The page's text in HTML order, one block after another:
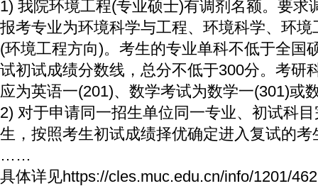
1) 我院环境工程(专业硕士)有调剂名额。要求
报考专业为环境科学与工程、环境科学、环
(环境工程方向)。考生的专业单科不低于全国
试初试成绩分数线，总分不低于300分。考研
应为英语一(201)、数学考试为数学一(301)或
2) 对于申请同一招生单位同一专业、初试科
生，按照考生初试成绩择优确定进入复试的考
……
具体详见https://cles.muc.edu.cn/info/1201/